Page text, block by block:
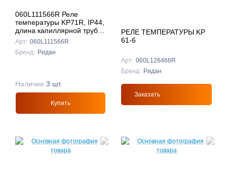
060L111566R Реле
температуры KP71R, IP44,
длина капиллярной трубки
2 м, контактная группа
SPDT, Ридан
Арт: 060L111566R
Бренд: Ридан
Наличие:3 шт.
Купить
РЕЛЕ ТЕМПЕРАТУРЫ KP
61-6
Арт: 060L126466R
Бренд: Ридан
Заказать